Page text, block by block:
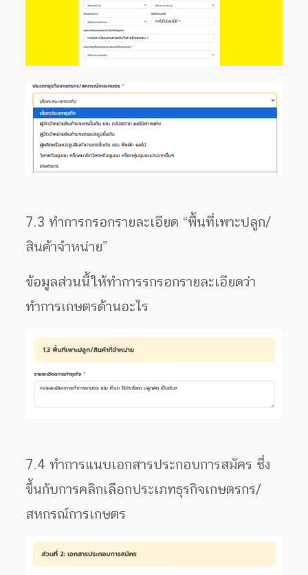
7.3 ทำการกรอกรายละเอียด “พื้นที่เพาะปลูก/
สินค้าจำหน่าย”
ข้อมูลส่วนนี้ให้ทำการรกรอกรายละเอียดว่า
ทำการเกษตรด้านอะไร
7.4 ทำการแนบเอกสารประกอบการสมัคร ซึ่ง
ขึ้นกับการคลิกเลือกประเภทธุรกิจเกษตรกร/
สหกรณ์การเกษตร